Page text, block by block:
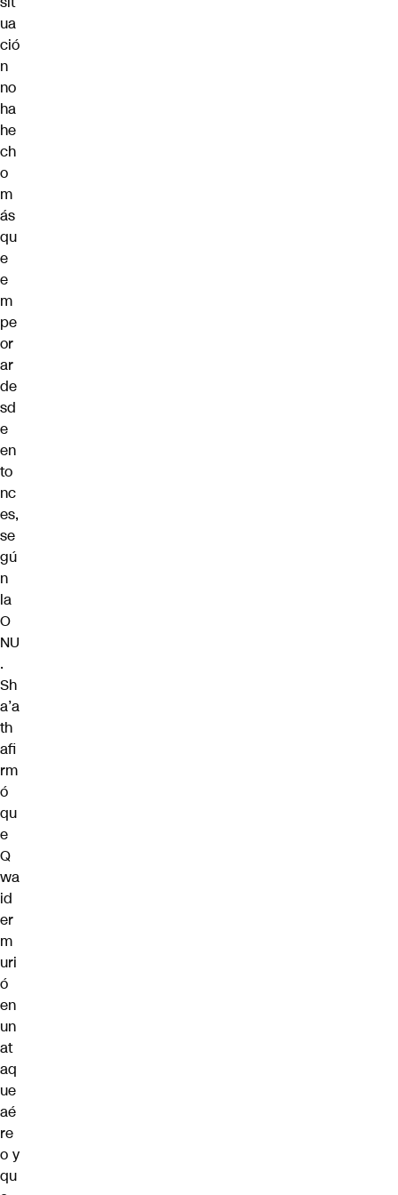
ua
ció
n
no
ha
he
ch
o
m
ás
qu
e
e
m
pe
or
ar
de
sd
e
en
to
nc
es,
se
gú
n
la
O
NU
.
Sh
a’a
th
afi
rm
ó
qu
e
Q
wa
id
er
m
uri
ó
en
un
at
aq
ue
aé
re
o y
qu